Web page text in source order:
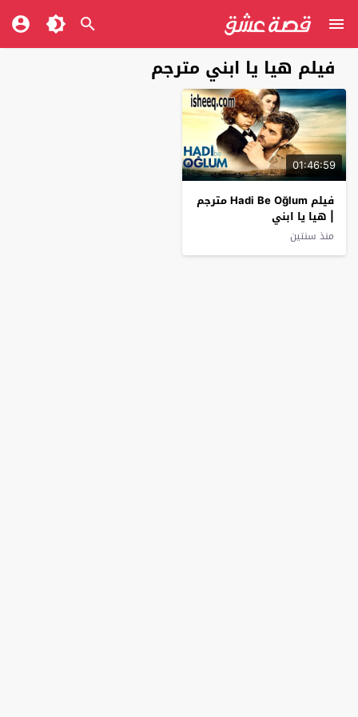
فيلم هيا يا ابني مترجم
01:46:59
فيلم Hadi Be Oğlum مترجم
| هيا يا ابني
منذ سنتين